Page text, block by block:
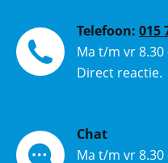
Telefoon: 015
Ma t/m vr 8.30
Direct reactie.
Chat
Ma t/m vr 8.30